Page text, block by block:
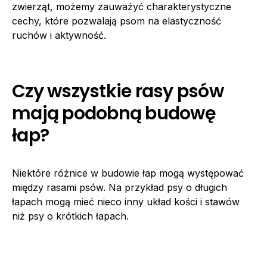
zwierząt, możemy zauważyć charakterystyczne
cechy, które pozwalają psom na elastyczność
ruchów i aktywność.
Czy wszystkie rasy psów
mają podobną budowę
łap?
Niektóre różnice w budowie łap mogą występować
między rasami psów. Na przykład psy o długich
łapach mogą mieć nieco inny układ kości i stawów
niż psy o krótkich łapach.